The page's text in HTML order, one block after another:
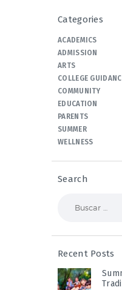
Categories
ACADEMICS
ADMISSION
ARTS
COLLEGE
COMMUNITY
EDUCATION
PARENTS
SUMMER
WELLNESS
Search
Recent Posts